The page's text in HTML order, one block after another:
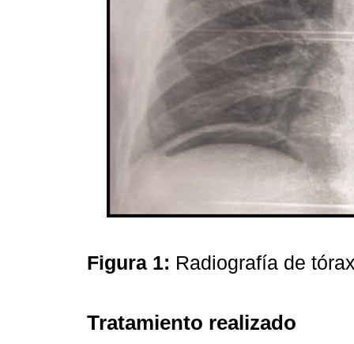
Figura 1: Radiografía de
Tratamiento realizado